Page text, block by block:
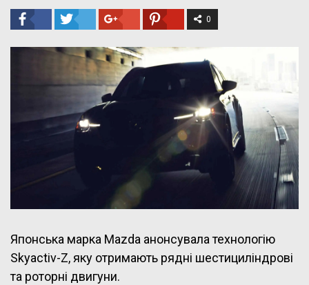
0
Японська марка Mazda анонсувала технологію
Skyactiv-Z, яку отримають рядні шестициліндрові
та роторні двигуни.